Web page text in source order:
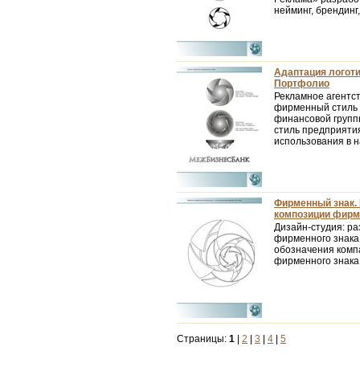
нейминг,
Адаптация
Портфолио
Рекламное
фирменный стиль
финансовой
стиль
использования в
Фирменный знак.
композиции
Дизайн-студия:
фирменного
обозначения
фирменного
Страницы: 1 | 2 | 3 | 4 | 5